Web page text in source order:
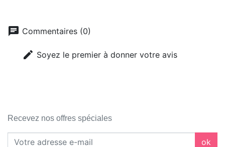
chat Commentaires (0)
edit Soyez le premier à donner votre avis
Recevez nos offres spéciales
ok